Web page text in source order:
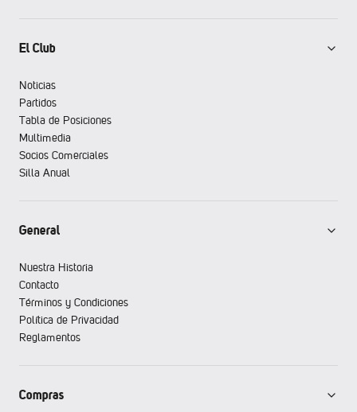
El Club
Noticias
Partidos
Tabla de Posiciones
Multimedia
Socios Comerciales
Silla Anual
General
Nuestra Historia
Contacto
Términos y Condiciones
Política de Privacidad
Reglamentos
Compras